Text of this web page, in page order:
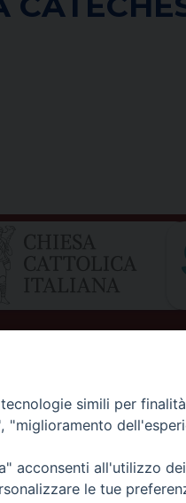
DIOCESI DI AOSTA
DIOCÈSE D'AOSTE
simili per
"miglioramento
acconsenti all'utilizzo
le tue